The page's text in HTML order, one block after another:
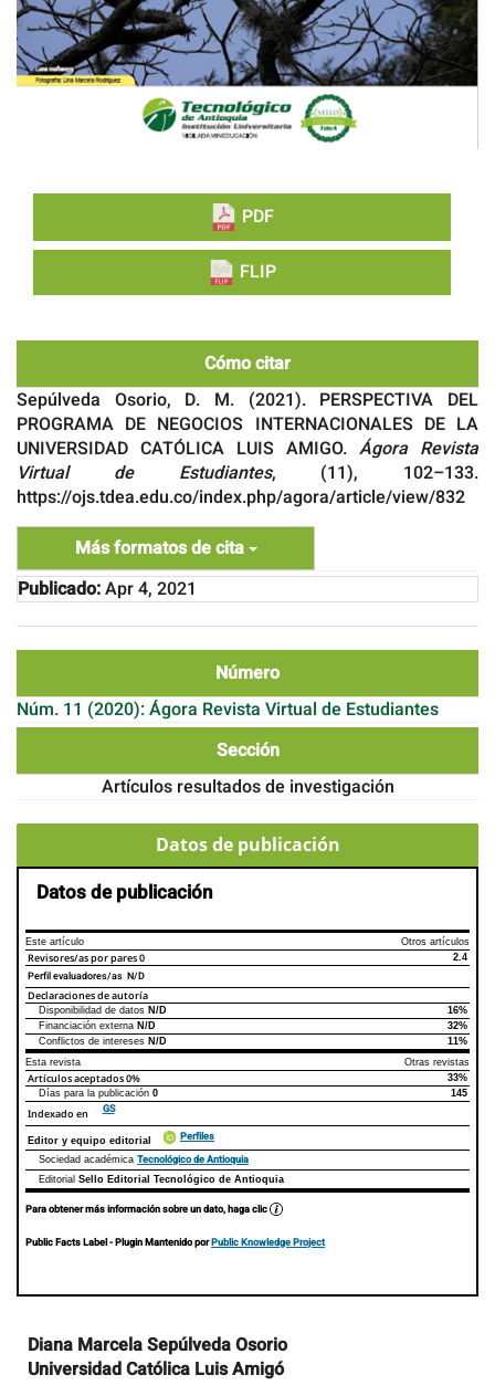
PDF
FLIP
Cómo citar
Sepúlveda Osorio, D. M. (2021). PERSPECTIVA DEL
PROGRAMA DE NEGOCIOS INTERNACIONALES DE LA
UNIVERSIDAD CATÓLICA LUIS AMIGO. Ágora Revista
Virtual de Estudiantes, (11), 102–133.
https://ojs.tdea.edu.co/index.php/agora/article/view/832
Más formatos de cita
Publicado:Apr 4, 2021
Número
Núm. 11 (2020): Ágora Revista Virtual de Estudiantes
Sección
Artículos resultados de investigación
Datos de publicación
Datos de publicación
Este artículo Otros artículos
Revisores/as por pares0 2.4
Perfil evaluadores/as N/D
Declaraciones de autoría
Declaraciones de autoríaEste artículo
Disponibilidad de datos N/D
16%
Financiación externa N/D
32%
Conflictos de intereses N/D
11%
Esta revista
Otras revistas
Artículos aceptados0%
33%
Días para la publicación 0 145
Indexado en GS
Editor y equipo editorial Perfiles
Sociedad académica Tecnológico de Antioquia
Editorial Sello Editorial Tecnológico de Antioquia
Para obtener más información sobre un dato, haga clic
Public Facts Label- Plugin Mantenido porPublic Knowledge Project
Contenido
principal
del
Diana Marcela Sepúlveda Osorio
Universidad Católica Luis Amigó